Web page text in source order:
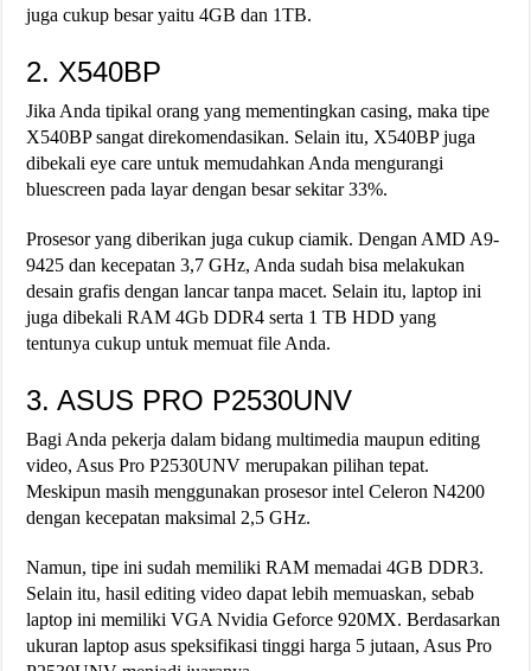
juga cukup besar yaitu 4GB dan 1TB.
2. X540BP
Jika Anda tipikal orang yang mementingkan casing, maka tipe
X540BP sangat direkomendasikan. Selain itu, X540BP juga
dibekali eye care untuk memudahkan Anda mengurangi
bluescreen pada layar dengan besar sekitar 33%.
Prosesor yang diberikan juga cukup ciamik. Dengan AMD A9-
9425 dan kecepatan 3,7 GHz, Anda sudah bisa melakukan
desain grafis dengan lancar tanpa macet. Selain itu, laptop ini
juga dibekali RAM 4Gb DDR4 serta 1 TB HDD yang
tentunya cukup untuk memuat file Anda.
3. ASUS PRO P2530UNV
Bagi Anda pekerja dalam bidang multimedia maupun editing
video, Asus Pro P2530UNV merupakan pilihan tepat.
Meskipun masih menggunakan prosesor intel Celeron N4200
dengan kecepatan maksimal 2,5 GHz.
Namun, tipe ini sudah memiliki RAM memadai 4GB DDR3.
Selain itu, hasil editing video dapat lebih memuaskan, sebab
laptop ini memiliki VGA Nvidia Geforce 920MX. Berdasarkan
ukuran laptop asus speksifikasi tinggi harga 5 jutaan, Asus Pro